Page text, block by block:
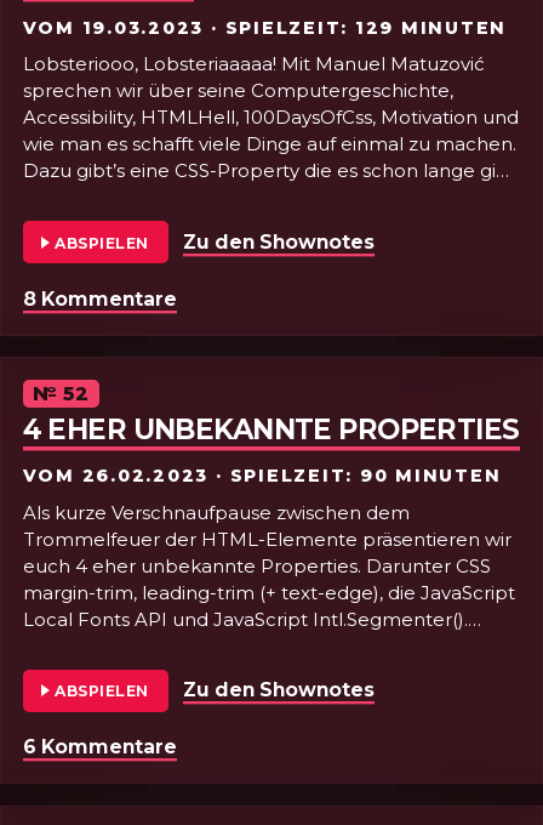
VOM 19.03.2023 · SPIELZEIT: 129 MINUTEN
Lobsteriooo, Lobsteriaaaaa! Mit Manuel Matuzović
sprechen wir über seine Computergeschichte,
Accessibility, HTMLHell, 100DaysOfCss, Motivation und
wie man es schafft viele Dinge auf einmal zu machen.
Dazu gibt’s eine CSS-Property die es schon lange gibt,
Accessibility Toolset von Manuel. Achja. Fast
vergessen: 🦞🦞🦞
ABSPIELEN Zu den Shownotes
8 Kommentare
Episode
№52
4 EHER UNBEKANNTE PROPERTIES
VOM 26.02.2023 · SPIELZEIT: 90 MINUTEN
Als kurze Verschnaufpause zwischen dem
Trommelfeuer der HTML-Elemente präsentieren wir
euch 4 eher unbekannte Properties. Darunter CSS
margin-trim, leading-trim (+ text-edge), die JavaScript
Local Fonts API und JavaScript Intl.Segmenter().
das Geilteil ist diese Mal etwas zum Rumspielen.
Flutschi plutschi bäng bäng!
ABSPIELEN Zu den Shownotes
6 Kommentare